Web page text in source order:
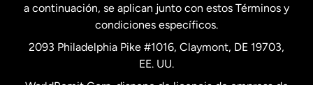
Países Bajos
a continuación, se aplican junto con estos Términos y
condiciones específicos.
2093 Philadelphia Pike #1016, Claymont, DE 19703,
EE. UU.